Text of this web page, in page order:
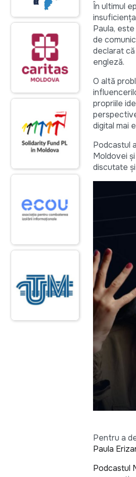
În ultimul
Paula,
de
declarat
engleză.
O altă
propriile
digital mai
Podcastul
Moldovei
discutate
Pentru a
Paula
Podcastul